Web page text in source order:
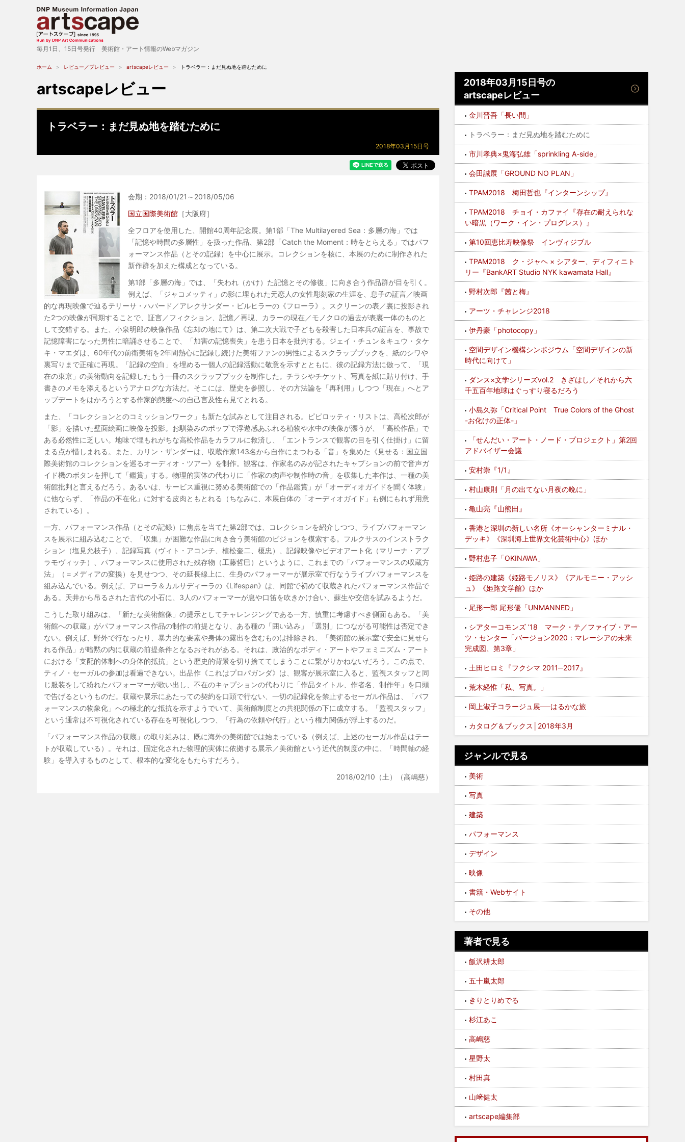
ホーム レビュー／プレビュー artscapeレビュー トラベラー：まだ見ぬ地を踏むために
artscapeレビュー
トラベラー：まだ見ぬ地を踏むために
2018年03月15日号
会期：2018/01/21～2018/05/06
国立国際美術館 ［大阪府］
全フロアを使用した、開館40周年記念展。第1部「The Multilayered Sea：多層の海」では
「記憶や時間の多層性」を扱った作品、第2部「Catch the Moment：時をとらえる」ではパフ
ォーマンス作品（とその記録）を中心に展示。コレクションを核に、本展のために制作された
新作群を加えた構成となっている。
第1部「多層の海」では、「失われ（かけ）た記憶とその修復」に向き合う作品群が目を引く。
例えば、「ジャコメッティ」の影に埋もれた元恋人の女性彫刻家の生涯を、息子の証言／映画
的な再現映像で辿るテリーサ・ハバード／アレクサンダー・ビルヒラーの《フローラ》。スクリーンの表／裏に投影され
た2つの映像が同期することで、証言／フィクション、記憶／再現、カラーの現在／モノクロの過去が表裏一体のものと
して交錯する。また、小泉明郎の映像作品《忘却の地にて》は、第二次大戦で子どもを殺害した日本兵の証言を、事故で
記憶障害になった男性に暗誦させることで、「加害の記憶喪失」を患う日本を批判する。ジェイ・チュン＆キュウ・タケ
キ・マエダは、60年代の前衛美術を2年間熱心に記録し続けた美術ファンの男性によるスクラップブックを、紙のシワや
裏写りまで正確に再現。「記録の空白」を埋める一個人の記録活動に敬意を示すとともに、彼の記録方法に倣って、「現
在の東京」の美術動向を記録したもう一冊のスクラップブックを制作した。チラシやチケット、写真を紙に貼り付け、手
書きのメモを添えるというアナログな方法だ。そこには、歴史を参照し、その方法論を「再利用」しつつ「現在」へとア
ップデートをはかろうとする作家的態度への自己言及性も見てとれる。
また、「コレクションとのコミッションワーク」も新たな試みとして注目される。ピピロッティ・リストは、高松次郎が
「影」を描いた壁面絵画に映像を投影。お馴染みのポップで浮遊感あふれる植物や水中の映像が漂うが、「高松作品」で
ある必然性に乏しい。地味で埋もれがちな高松作品をカラフルに救済し、「エントランスで観客の目を引く仕掛け」に留
まる点が惜しまれる。また、カリン・ザンダーは、収蔵作家143名から自作にまつわる「音」を集めた《見せる：国立国
際美術館のコレクションを巡るオーディオ・ツアー》を制作。観客は、作家名のみが記されたキャプションの前で音声ガ
イド機のボタンを押して「鑑賞」する。物理的実体の代わりに「作家の肉声や制作時の音」を収集した本作は、一種の美
術館批判と言えるだろう。あるいは、サービス重視に努める美術館での「作品鑑賞」が「オーディオガイドを聞く体験」
に他ならず、「作品の不在化」に対する皮肉ともとれる（ちなみに、本展自体の「オーディオガイド」も例にもれず用意
されている）。
一方、パフォーマンス作品（とその記録）に焦点を当てた第2部では、コレクションを紹介しつつ、ライブパフォーマン
スを展示に組み込むことで、「収集」が困難な作品に向き合う美術館のビジョンを模索する。フルクサスのインストラク
ション（塩見允枝子）、記録写真（ヴィト・アコンチ、植松奎二、榎忠）、記録映像やビデオアート化（マリーナ・アブ
ラモヴィッチ）、パフォーマンスに使用された残存物（工藤哲巳）というように、これまでの「パフォーマンスの収蔵方
法」（＝メディアの変換）を見せつつ、その延長線上に、生身のパフォーマーが展示室で行なうライブパフォーマンスを
組み込んでいる。例えば、アローラ＆カルサディーラの《Lifespan》は、同館で初めて収蔵されたパフォーマンス作品で
ある。天井から吊るされた古代の小石に、3人のパフォーマーが息や口笛を吹きかけ合い、蘇生や交信を試みるようだ。
こうした取り組みは、「新たな美術館像」の提示としてチャレンジングである一方、慎重に考慮すべき側面もある。「美
術館への収蔵」がパフォーマンス作品の制作の前提となり、ある種の「囲い込み」「選別」につながる可能性は否定でき
ない。例えば、野外で行なったり、暴力的な要素や身体の露出を含むものは排除され、「美術館の展示室で安全に見せら
れる作品」が暗黙の内に収蔵の前提条件となるおそれがある。それは、政治的なボディ・アートやフェミニズム・アート
における「支配的体制への身体的抵抗」という歴史的背景を切り捨ててしまうことに繋がりかねないだろう。この点で、
ティノ・セーガルの参加は看過できない。出品作《これはプロパガンダ》は、観客が展示室に入ると、監視スタッフと同
じ服装をして紛れたパフォーマーが歌い出し、不在のキャプションの代わりに「作品タイトル、作者名、制作年」を口頭
で告げるというものだ。収蔵や展示にあたっての契約を口頭で行ない、一切の記録化を禁止するセーガル作品は、「パフ
ォーマンスの物象化」への極北的な抵抗を示すようでいて、美術館制度との共犯関係の下に成立する。「監視スタッフ」
という通常は不可視化されている存在を可視化しつつ、「行為の依頼や代行」という権力関係が浮上するのだ。
「パフォーマンス作品の収蔵」の取り組みは、既に海外の美術館では始まっている（例えば、上述のセーガル作品はテー
トが収蔵している）。それは、固定化された物理的実体に依拠する展示／美術館という近代的制度の中に、「時間軸の経
験」を導入するものとして、根本的な変化をもたらすだろう。
2018/02/10（土）（高嶋慈）
2018年03月15日号の
artscapeレビュー
金川晋吾「長い間」
トラベラー：まだ見ぬ地を踏むために
市川孝典×鬼海弘雄「sprinkling A-side」
会田誠展「GROUND NO PLAN」
TPAM2018 梅田哲也『インターンシップ』
TPAM2018 チョイ・カファイ『存在の耐えられな
い暗黒（ワーク・イン・プログレス）』
第10回恵比寿映像祭 インヴィジブル
TPAM2018 ク・ジャヘ × シアター、ディフィニト
リー『BankART Studio NYK kawamata Hall』
野村次郎『茜と梅』
アーツ・チャレンジ2018
伊丹豪「photocopy」
空間デザイン機構シンポジウム「空間デザインの新
時代に向けて」
ダンス×文学シリーズvol.2 きざはし／それから六
千五百年地球はぐっすり寝るだろう
小島久弥「Critical Point True Colors of the Ghost
-お化けの正体-」
「せんだい・アート・ノード・プロジェクト」第2回
アドバイザー会議
安村崇『1/1』
村山康則「月の出てない月夜の晩に」
亀山亮『山熊田』
香港と深圳の新しい名所《オーシャンターミナル・
デッキ》《深圳海上世界文化芸術中心》ほか
野村恵子「OKINAWA」
姫路の建築《姫路モノリス》《アルモニー・アッシ
ュ》《姫路文学館》ほか
尾形一郎 尾形優「UNMANNED」
シアターコモンズ ’18 マーク・テ／ファイブ・アー
ツ・センター「バージョン2020：マレーシアの未来
完成図、第3章」
土田ヒロミ『フクシマ 2011─2017』
荒木経惟「私、写真。」
岡上淑子コラージュ展──はるかな旅
カタログ＆ブックス│2018年3月
ジャンルで見る
美術
写真
建築
パフォーマンス
デザイン
映像
書籍・Webサイト
その他
著者で見る
飯沢耕太郎
五十嵐太郎
きりとりめでる
杉江あこ
高嶋慈
星野太
村田真
山﨑健太
artscape編集部
毎月1日、15日号発行 美術館・アート情報のWebマガジン